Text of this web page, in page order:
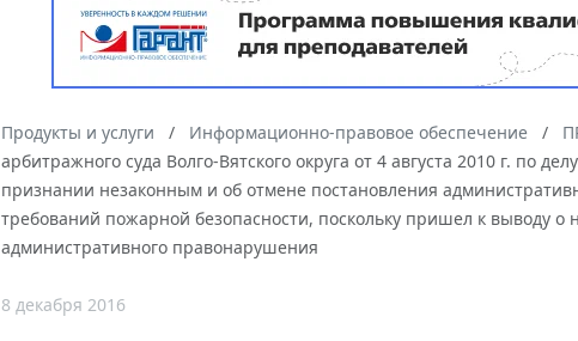
Продукты и услуги Информационно-правовое обеспечение
арбитражного суда Волго-Вятского округа от 4 августа 2010 г. по
признании незаконным и об отмене постановления
требований пожарной безопасности, поскольку пришел к выводу о
административного правонарушения
8 декабря 2016